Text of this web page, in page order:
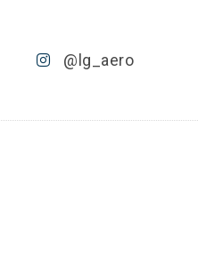
@lg_aero